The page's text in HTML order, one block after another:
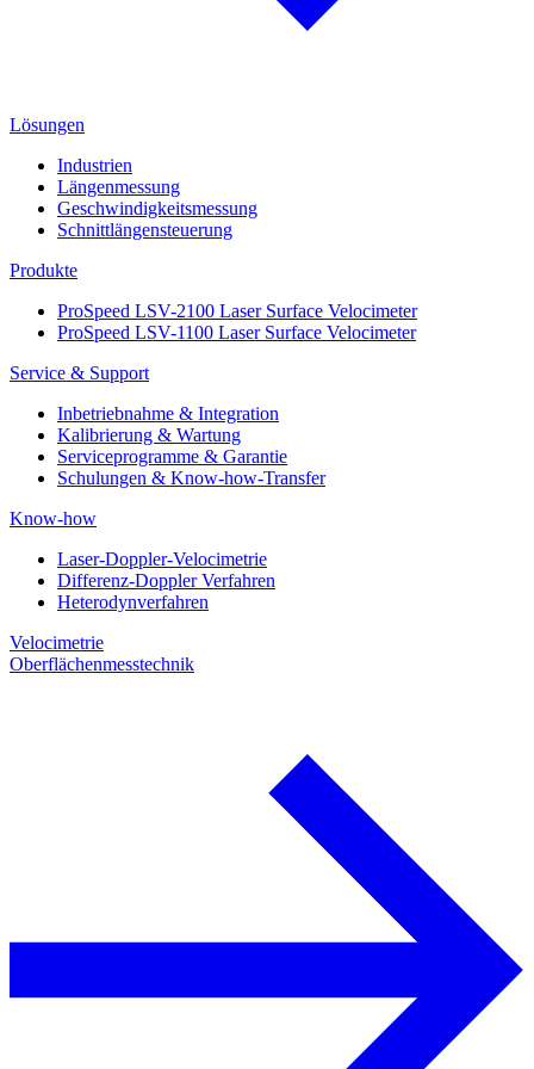
Lösungen
Industrien
Längenmessung
Geschwindigkeitsmessung
Schnittlängensteuerung
Produkte
ProSpeed LSV-2100 Laser Surface Velocimeter
ProSpeed LSV-1100 Laser Surface Velocimeter
Service & Support
Inbetriebnahme & Integration
Kalibrierung & Wartung
Serviceprogramme & Garantie
Schulungen & Know-how-Transfer
Know-how
Laser-Doppler-Velocimetrie
Differenz-Doppler Verfahren
Heterodynverfahren
Velocimetrie
Oberflächenmesstechnik